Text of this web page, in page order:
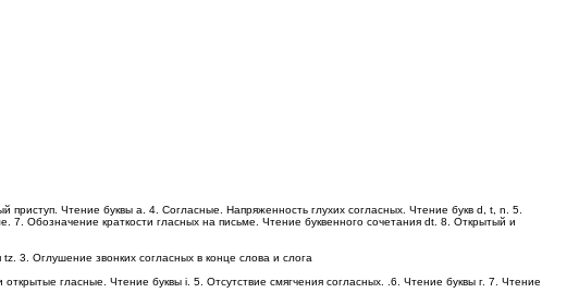
Чтение буквы а. 4. Согласные. Напряженность глухих согласных. Чтение букв d, t, n. 5.
Обозначение краткости гласных на письме. Чтение буквенного сочетания dt. 8. Открытый и
3. Оглушение звонких согласных в конце слова и слога
гласные. Чтение буквы i. 5. Отсутствие смягчения согласных. .6. Чтение буквы г. 7. Чтение